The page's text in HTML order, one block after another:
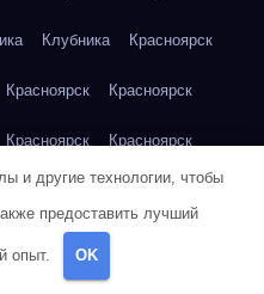
Клубника Красноярск
Красноярск Красноярск
Красноярск Красноярск
Красноярск Красноярск
Кукуруза
и другие технологии, чтобы
предоставить лучший
опыт. OK